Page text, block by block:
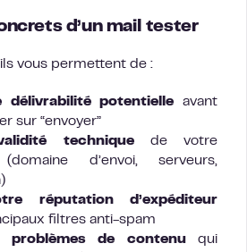
d’un mail tester
vous permettent de :
délivrabilité potentielle avant
sur “envoyer”
techniquede votre
d’envoi, serveurs,
réputation d’expéditeur
filtres anti-spam
problèmes de contenuqui